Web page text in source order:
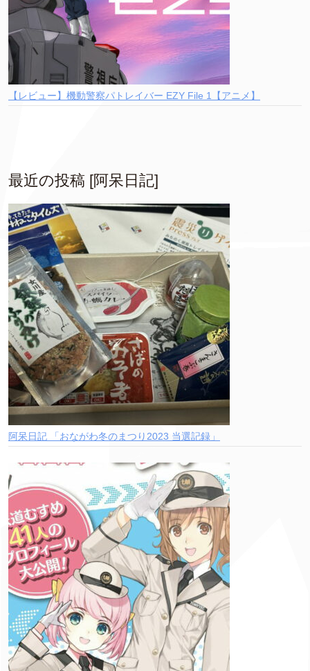
【レビュー】機動警察パトレイバー EZY File 1【アニメ】
最近の投稿 [阿呆日記]
阿呆日記 「おながわ冬のまつり2023 当選記録」